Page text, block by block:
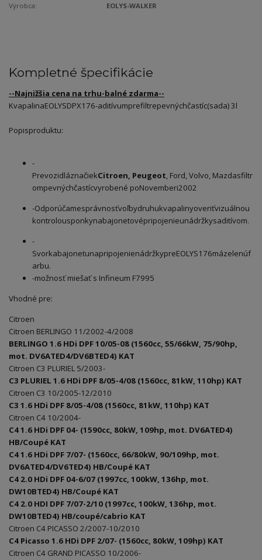
Výrobca:
EOLYS-WALKER
Kompletné špecifikácie
--Najnižšia cena na trhu-balné zdarma--
KvapalinaEOLYSDPX176-aditívumprefiltrepevnýchčastíc(sada) 3l
Popisproduktu:
-
PrevozidláznačiekCitroen, Peugeot, Ford,Volvo, Mazdasfiltr
ompevnýchčastícvyrobené poNovemberi2002
-Odporúčamesprávnosťvoľbydruhukvapalinyoveriťvizuálnou
kontrolousponkynabajonetovépripojenieunádržkysaditívom.
-
SvorkabajonetunapripojenienádržkypreEOLYS176mázelenúf
arbu.
-možnosť miešať s Infineum F7995
Vhodné pre:
Citroen
Citroen BERLINGO 11/2002-4/2008
BERLINGO 1.6 HDi DPF 10/05-08 (1560cc, 55/66kW, 75/90hp,
mot. DV6ATED4/DV6BTED4) KAT
Citroen C3 PLURIEL 5/2003-
C3 PLURIEL 1.6 HDi DPF 8/05-4/08 (1560cc, 81kW, 110hp) KAT
Citroen C3 10/2005-12/2010
C3 1.6 HDi DPF 8/05-4/08 (1560cc, 81kW, 110hp) KAT
Citroen C4 10/2004-
C4 1.6 HDi DPF 04- (1590cc, 80kW, 109hp, mot. DV6ATED4)
HB/Coupé KAT
C4 1.6 HDi DPF 7/07- (1560cc, 66/80kW, 90/109hp, mot.
DV6ATED4/DV6TED4) HB/Coupé KAT
C4 2.0 HDi DPF 04-6/07 (1997cc, 100kW, 136hp, mot.
DW10BTED4) HB/Coupé KAT
C4 2.0 HDI DPF 7/07-2/10 (1997cc, 100kW, 136hp, mot.
DW10BTED4) HB/coupé/cabrio KAT
Citroen C4 PICASSO 2/2007-10/2010
C4 Picasso 1.6 HDi DPF 2/07- (1560cc, 80kW, 109hp) KAT
Citroen C4 GRAND PICASSO 10/2006-